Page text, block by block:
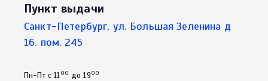
Пункт выдачи
Санкт-Петербург, ул. Большая Зеленина д
16. пом. 245
Пн-Пт с 1100 до 1900